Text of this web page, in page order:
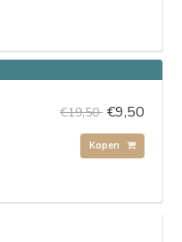
€19,50 €9,50
Kopen